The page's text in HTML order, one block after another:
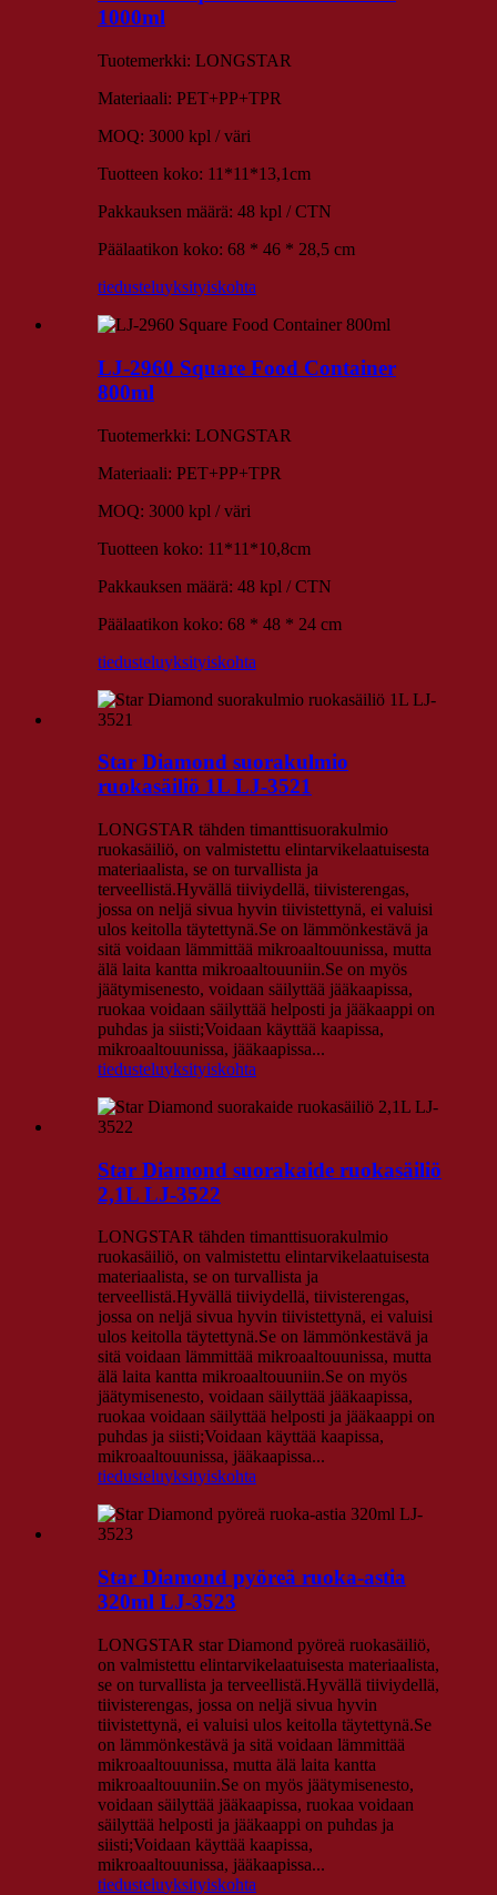
1000ml
Tuotemerkki: LONGSTAR
Materiaali: PET+PP+TPR
MOQ: 3000 kpl / väri
Tuotteen koko: 11*11*13,1cm
Pakkauksen määrä: 48 kpl / CTN
Päälaatikon koko: 68 * 46 * 28,5 cm
tiedusteluyksityiskohta
LJ-2960 Square Food Container
800ml
Tuotemerkki: LONGSTAR
Materiaali: PET+PP+TPR
MOQ: 3000 kpl / väri
Tuotteen koko: 11*11*10,8cm
Pakkauksen määrä: 48 kpl / CTN
Päälaatikon koko: 68 * 48 * 24 cm
tiedusteluyksityiskohta
Star Diamond suorakulmio
ruokasäiliö 1L LJ-3521
LONGSTAR tähden timanttisuorakulmio
ruokasäiliö, on valmistettu elintarvikelaatuisesta
materiaalista, se on turvallista ja
terveellistä.Hyvällä tiiviydellä, tiivisterengas,
jossa on neljä sivua hyvin tiivistettynä, ei valuisi
ulos keitolla täytettynä.Se on lämmönkestävä ja
sitä voidaan lämmittää mikroaaltouunissa, mutta
älä laita kantta mikroaaltouuniin.Se on myös
jäätymisenesto, voidaan säilyttää jääkaapissa,
ruokaa voidaan säilyttää helposti ja jääkaappi on
puhdas ja siisti;Voidaan käyttää kaapissa,
mikroaaltouunissa, jääkaapissa...
tiedusteluyksityiskohta
Star Diamond suorakaide ruokasäiliö
2,1L LJ-3522
LONGSTAR tähden timanttisuorakulmio
ruokasäiliö, on valmistettu elintarvikelaatuisesta
materiaalista, se on turvallista ja
terveellistä.Hyvällä tiiviydellä, tiivisterengas,
jossa on neljä sivua hyvin tiivistettynä, ei valuisi
ulos keitolla täytettynä.Se on lämmönkestävä ja
sitä voidaan lämmittää mikroaaltouunissa, mutta
älä laita kantta mikroaaltouuniin.Se on myös
jäätymisenesto, voidaan säilyttää jääkaapissa,
ruokaa voidaan säilyttää helposti ja jääkaappi on
puhdas ja siisti;Voidaan käyttää kaapissa,
mikroaaltouunissa, jääkaapissa...
tiedusteluyksityiskohta
Star Diamond pyöreä ruoka-astia
320ml LJ-3523
LONGSTAR star Diamond pyöreä ruokasäiliö,
on valmistettu elintarvikelaatuisesta materiaalista,
se on turvallista ja terveellistä.Hyvällä tiiviydellä,
tiivisterengas, jossa on neljä sivua hyvin
tiivistettynä, ei valuisi ulos keitolla täytettynä.Se
on lämmönkestävä ja sitä voidaan lämmittää
mikroaaltouunissa, mutta älä laita kantta
mikroaaltouuniin.Se on myös jäätymisenesto,
voidaan säilyttää jääkaapissa, ruokaa voidaan
säilyttää helposti ja jääkaappi on puhdas ja
siisti;Voidaan käyttää kaapissa,
mikroaaltouunissa, jääkaapissa...
tiedusteluyksityiskohta